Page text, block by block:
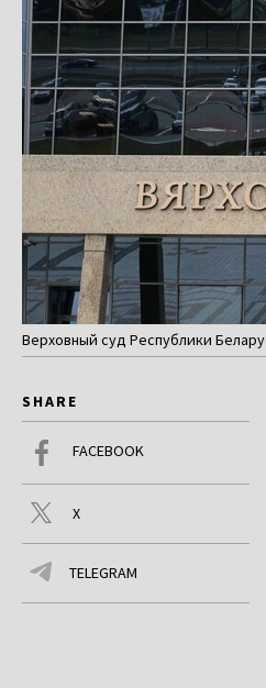
Верховный суд Республики
SHARE
FACEBOOK
X
TELEGRAM